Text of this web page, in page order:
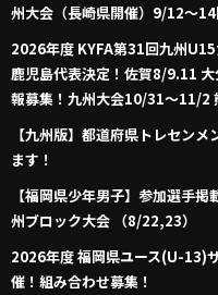
州大会（長崎県開催）9/12～
2026年度 KYFA第31回九州U15
鹿児島代表決定！佐賀8/9.11
報募集！九州大会10/31～11/2
【九州版】都道府県トレセン
ます！
【福岡県少年男子】参加選手
州ブロック大会 （8/22,23）
2026年度 福岡県ユース(U-13)
催！組み合わせ募集！